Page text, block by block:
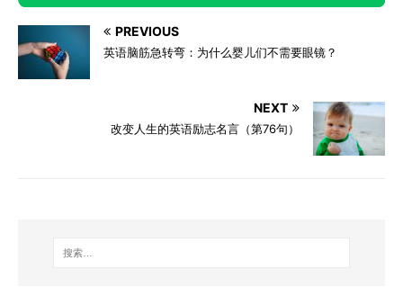
PREVIOUS
英语脑筋急转弯：为什么婴儿们不需要眼镜？
NEXT
改变人生的英语励志名言（第76句）